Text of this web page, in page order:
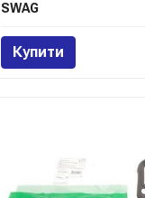
SWAG
Купити